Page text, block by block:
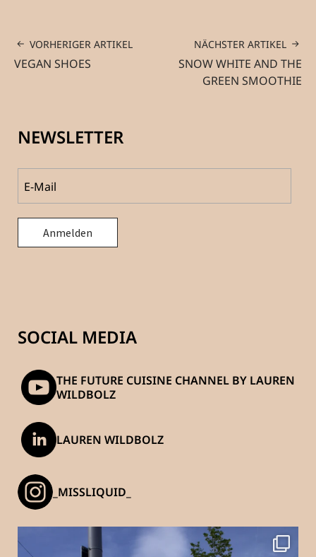
VORHERIGER ARTIKEL
VEGAN SHOES
NÄCHSTER ARTIKEL
SNOW WHITE AND THE
GREEN SMOOTHIE
NEWSLETTER
SOCIAL MEDIA
THE FUTURE CUISINE CHANNEL BY LAUREN
WILDBOLZ
LAUREN WILDBOLZ
_MISSLIQUID_